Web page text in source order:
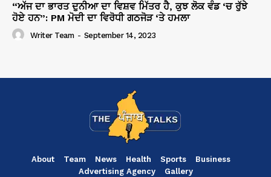
“ਅੱਜ ਦਾ ਭਾਰਤ ਦੁਨੀਆ ਦਾ ਵਿਸ਼ਵ ਮਿੱਤਰ ਹੈ, ਕੁਝ ਲੋਕ ਵੰਡ ‘ਚ ਰੁੱਝੇ
ਹੋਏ ਹਨ”: PM ਮੋਦੀ ਦਾ ਵਿਰੋਧੀ ਗਠਜੋੜ ‘ਤੇ ਹਮਲਾ
Writer Team - September 14, 2023
About Team News Health Sports
Business
Advertising Agency
Gallery